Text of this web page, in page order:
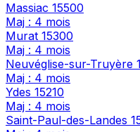
Massiac 15500
Maj : 4 mois
Murat 15300
Maj : 4 mois
Neuvéglise-sur-Truyère
Maj : 4 mois
Ydes 15210
Maj : 4 mois
Saint-Paul-des-Landes